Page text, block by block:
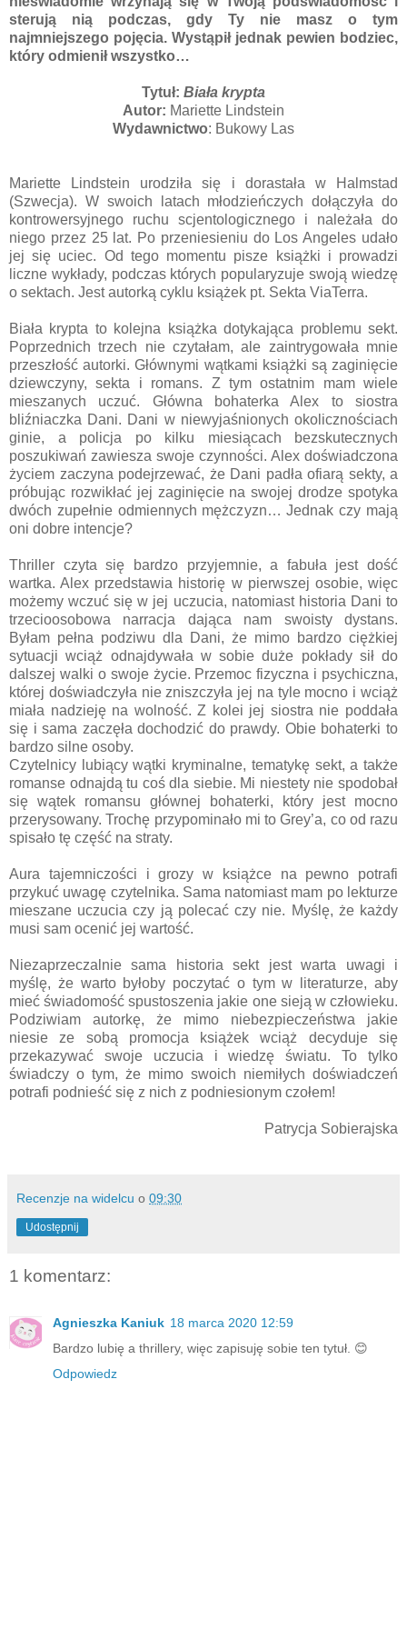
sterują nią podczas, gdy Ty nie masz o tym
najmniejszego pojęcia. Wystąpił jednak pewien bodziec,
który odmienił wszystko…
Tytuł: Biała krypta
Autor: Mariette Lindstein
Wydawnictwo: Bukowy Las
Mariette Lindstein urodziła się i dorastała w Halmstad
(Szwecja). W swoich latach młodzieńczych dołączyła do
kontrowersyjnego ruchu scjentologicznego i należała do
niego przez 25 lat. Po przeniesieniu do Los Angeles udało
jej się uciec. Od tego momentu pisze książki i prowadzi
liczne wykłady, podczas których popularyzuje swoją wiedzę
o sektach. Jest autorką cyklu książek pt. Sekta ViaTerra.
Biała krypta to kolejna książka dotykająca problemu sekt.
Poprzednich trzech nie czytałam, ale zaintrygowała mnie
przeszłość autorki. Głównymi wątkami książki są zaginięcie
dziewczyny, sekta i romans. Z tym ostatnim mam wiele
mieszanych uczuć. Główna bohaterka Alex to siostra
bliźniaczka Dani. Dani w niewyjaśnionych okolicznościach
ginie, a policja po kilku miesiącach bezskutecznych
poszukiwań zawiesza swoje czynności. Alex doświadczona
życiem zaczyna podejrzewać, że Dani padła ofiarą sekty, a
próbując rozwikłać jej zaginięcie na swojej drodze spotyka
dwóch zupełnie odmiennych mężczyzn… Jednak czy mają
oni dobre intencje?
Thriller czyta się bardzo przyjemnie, a fabuła jest dość
wartka. Alex przedstawia historię w pierwszej osobie, więc
możemy wczuć się w jej uczucia, natomiast historia Dani to
trzecioosobowa narracja dająca nam swoisty dystans.
Byłam pełna podziwu dla Dani, że mimo bardzo ciężkiej
sytuacji wciąż odnajdywała w sobie duże pokłady sił do
dalszej walki o swoje życie. Przemoc fizyczna i psychiczna,
której doświadczyła nie zniszczyła jej na tyle mocno i wciąż
miała nadzieję na wolność. Z kolei jej siostra nie poddała
się i sama zaczęła dochodzić do prawdy. Obie bohaterki to
bardzo silne osoby.
Czytelnicy lubiący wątki kryminalne, tematykę sekt, a także
romanse odnajdą tu coś dla siebie. Mi niestety nie spodobał
się wątek romansu głównej bohaterki, który jest mocno
przerysowany. Trochę przypominało mi to Grey’a, co od razu
spisało tę część na straty.
Aura tajemniczości i grozy w książce na pewno potrafi
przykuć uwagę czytelnika. Sama natomiast mam po lekturze
mieszane uczucia czy ją polecać czy nie. Myślę, że każdy
musi sam ocenić jej wartość.
Niezaprzeczalnie sama historia sekt jest warta uwagi i
myślę, że warto byłoby poczytać o tym w literaturze, aby
mieć świadomość spustoszenia jakie one sieją w człowieku.
Podziwiam autorkę, że mimo niebezpieczeństwa jakie
niesie ze sobą promocja książek wciąż decyduje się
przekazywać swoje uczucia i wiedzę światu. To tylko
świadczy o tym, że mimo swoich niemiłych doświadczeń
potrafi podnieść się z nich z podniesionym czołem!
Patrycja Sobierajska
Recenzje na widelcu o 09:30
Udostępnij
1 komentarz:
Agnieszka Kaniuk 18 marca 2020 12:59
Bardzo lubię a thrillery, więc zapisuję sobie ten tytuł. 😊
Odpowiedz